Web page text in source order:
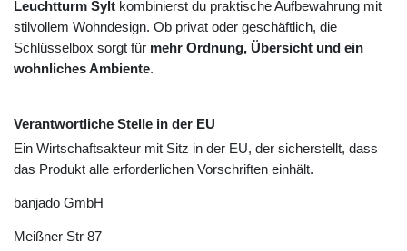
Leuchtturm Sylt kombinierst du praktische Aufbewahrung mit
stilvollem Wohndesign. Ob privat oder geschäftlich, die
Schlüsselbox sorgt für mehr Ordnung, Übersicht und ein
wohnliches Ambiente.
Verantwortliche Stelle in der EU
Ein Wirtschaftsakteur mit Sitz in der EU, der sicherstellt, dass
das Produkt alle erforderlichen Vorschriften einhält.
banjado GmbH
Meißner Str 87